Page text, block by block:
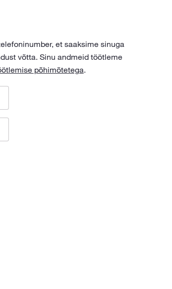
et saaksime sinuga
võtta. Sinu andmeid töötleme
põhimõtetega.